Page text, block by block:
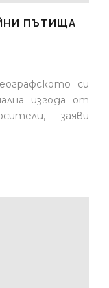
ПЪТИЩА
си
изгода от
заяви